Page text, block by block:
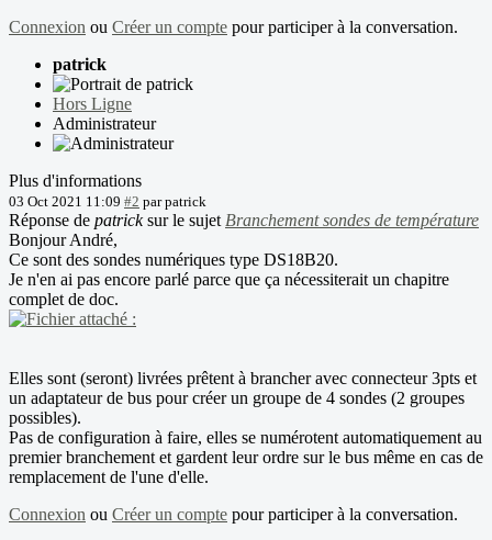
Connexion ou Créer un compte pour participer à la conversation.
patrick
Hors Ligne
Administrateur
Plus d'informations
03 Oct 2021 11:09 #2 parpatrick
Réponse de patricksur le sujet Branchement sondes de température
Bonjour André,
Ce sont des sondes numériques type DS18B20.
Je n'en ai pas encore parlé parce que ça nécessiterait un chapitre
complet de doc.
Elles sont (seront) livrées prêtent à brancher avec connecteur 3pts et
un adaptateur de bus pour créer un groupe de 4 sondes (2 groupes
possibles).
Pas de configuration à faire, elles se numérotent automatiquement au
premier branchement et gardent leur ordre sur le bus même en cas de
remplacement de l'une d'elle.
Connexion ou Créer un compte pour participer à la conversation.